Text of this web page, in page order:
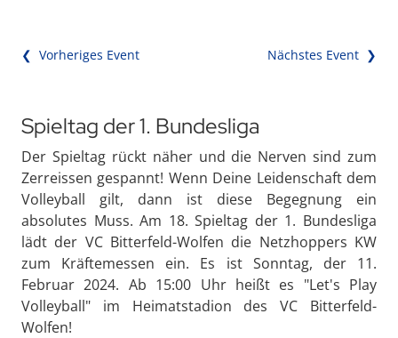
❮ Vorheriges Event Nächstes Event ❯
Spieltag der 1. Bundesliga
Der Spieltag rückt näher und die Nerven sind zum
Zerreissen gespannt! Wenn Deine Leidenschaft dem
Volleyball gilt, dann ist diese Begegnung ein
absolutes Muss. Am 18. Spieltag der 1. Bundesliga
lädt der VC Bitterfeld-Wolfen die Netzhoppers KW
zum Kräftemessen ein. Es ist Sonntag, der 11.
Februar 2024. Ab 15:00 Uhr heißt es "Let's Play
Volleyball" im Heimatstadion des VC Bitterfeld-
Wolfen!